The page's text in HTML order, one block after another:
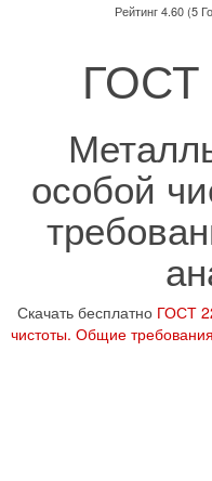
Рейтинг 4.60 (5
ГОСТ
особой
Скачать бесплатно ГОСТ
чистоты. Общие